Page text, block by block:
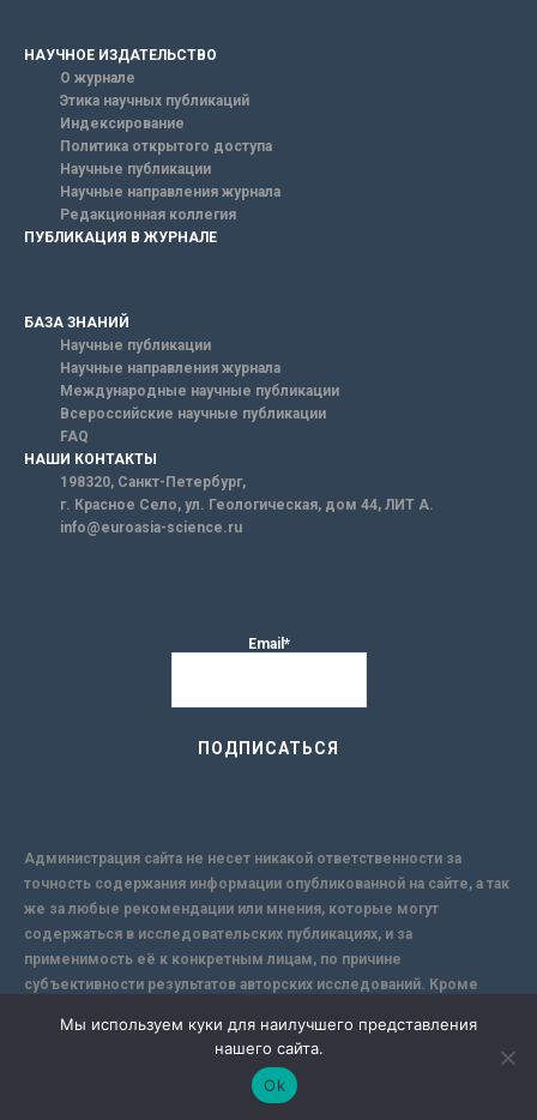
НАУЧНОЕ ИЗДАТЕЛЬСТВО
О журнале
Этика научных публикаций
Индексирование
Политика открытого доступа
Научные публикации
Научные направления журнала
Редакционная коллегия
ПУБЛИКАЦИЯ В ЖУРНАЛЕ
БАЗА ЗНАНИЙ
Научные публикации
Научные направления журнала
Международные научные публикации
Всероссийские научные публикации
FAQ
НАШИ КОНТАКТЫ
198320, Санкт-Петербург,
г. Красное Село, ул. Геологическая, дом 44, ЛИТ А.
info@euroasia-science.ru
Email*
Администрация сайта не несет никакой ответственности за
точность содержания информации опубликованной на сайте, а так
же за любые рекомендации или мнения, которые могут
содержаться в исследовательских публикациях, и за
применимость её к конкретным лицам, по причине
субъективности результатов авторских исследований. Кроме
надежной защиты информации, Сайт не несет ответственности за
Мы используем куки для наилучшего представления
нашего сайта.
Ok